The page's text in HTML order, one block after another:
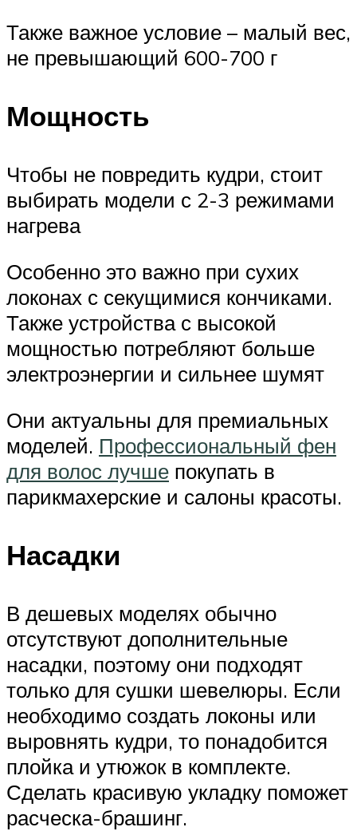
Также важное условие – малый вес,
не превышающий 600-700 г
Мощность
Чтобы не повредить кудри, стоит
выбирать модели с 2-3 режимами
нагрева
Особенно это важно при сухих
локонах с секущимися кончиками.
Также устройства с высокой
мощностью потребляют больше
электроэнергии и сильнее шумят
Они актуальны для премиальных
моделей. Профессиональный фен
для волос лучше покупать в
парикмахерские и салоны красоты.
Насадки
В дешевых моделях обычно
отсутствуют дополнительные
насадки, поэтому они подходят
только для сушки шевелюры. Если
необходимо создать локоны или
выровнять кудри, то понадобится
плойка и утюжок в комплекте.
Сделать красивую укладку поможет
расческа-брашинг.